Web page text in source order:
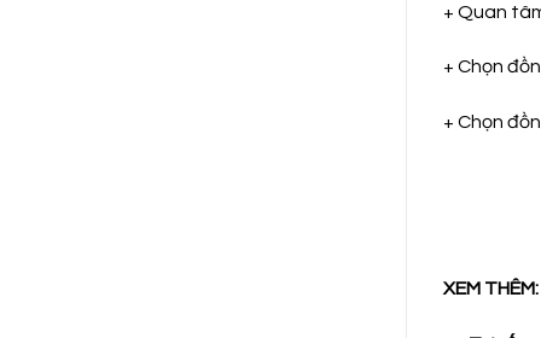
+ Quan
+ Chọn
+ Chọn
XEM THÊM: